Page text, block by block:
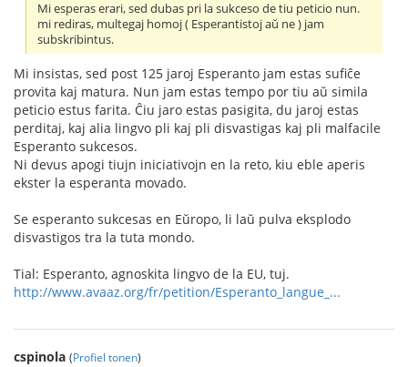
Mi esperas erari, sed dubas pri la sukceso de tiu peticio nun.
mi rediras, multegaj homoj ( Esperantistoj aŭ ne ) jam
subskribintus.
Mi insistas, sed post 125 jaroj Esperanto jam estas sufiĉe
provita kaj matura. Nun jam estas tempo por tiu aŭ simila
peticio estus farita. Ĉiu jaro estas pasigita, du jaroj estas
perditaj, kaj alia lingvo pli kaj pli disvastigas kaj pli malfacile
Esperanto sukcesos.
Ni devus apogi tiujn iniciativojn en la reto, kiu eble aperis
ekster la esperanta movado.
Se esperanto sukcesas en Eŭropo, li laŭ pulva eksplodo
disvastigos tra la tuta mondo.
Tial: Esperanto, agnoskita lingvo de la EU, tuj.
http://www.avaaz.org/fr/petition/Esperanto_langue_...
cspinola (Profiel tonen)